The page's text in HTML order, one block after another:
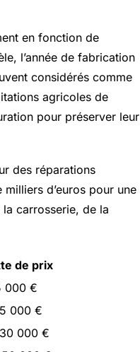
en fonction de
l’année de fabrication
considérés comme
agricoles de
pour préserver leur
des réparations
d’euros pour une
carrosserie, de la
de prix
000 €
000 €
000 €